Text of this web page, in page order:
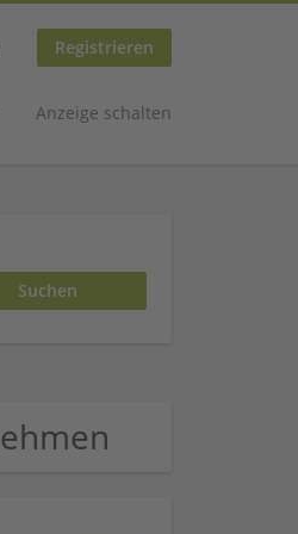
Registrieren
Anzeige schalten